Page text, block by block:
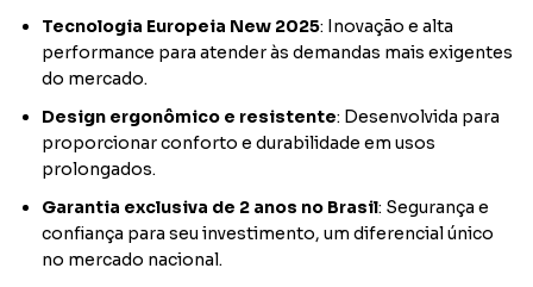
Tecnologia Europeia New 2025: Inovação e alta
performance para atender às demandas mais exigentes
do mercado.
Design ergonômico e resistente: Desenvolvida para
proporcionar conforto e durabilidade em usos
prolongados.
Garantia exclusiva de 2 anos no Brasil: Segurança e
confiança para seu investimento, um diferencial único
no mercado nacional.